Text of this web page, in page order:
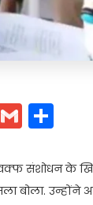
Gmail
संशोधन के
बोला.